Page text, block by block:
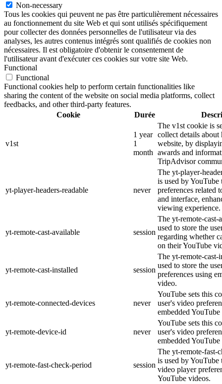
Non-necessary
Tous les cookies qui peuvent ne pas être particulièrement nécessaires
au fonctionnement du site Web et qui sont utilisés spécifiquement
pour collecter des données personnelles de l'utilisateur via des
analyses, les autres contenus intégrés sont qualifiés de cookies non
nécessaires. Il est obligatoire d'obtenir le consentement de
l'utilisateur avant d'exécuter ces cookies sur votre site Web.
Functional
Functional
Functional cookies help to perform certain functionalities like
sharing the content of the website on social media platforms, collect
feedbacks, and other third-party features.
Cookie
Durée
v1st
1 year
1
month
The v1st cookie is
collect details
website, by
awards and
TripAdvisor
yt-player-headers-readable never
The yt-player-
is used by YouTube
preferences related
and interface,
viewing experience.
yt-remote-cast-available session
The yt-remote-cast-
used to store the
regarding whether
on their YouTube
yt-remote-cast-installed session
The yt-remote-cast-
used to store the
preferences using
video.
yt-remote-connected-devices never
YouTube sets this
user's video
embedded
yt-remote-device-id never
YouTube sets this
user's video
embedded
yt-remote-fast-check-period session
The yt-remote-fast-
is used by YouTube
video player
YouTube videos.